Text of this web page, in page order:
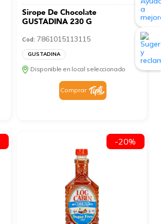
Sirope De Chocolate
GUSTADINA 230 G
Cod: 7861015113115
GUSTADINA
Disponible en local seleccionado
Comprar
-20%